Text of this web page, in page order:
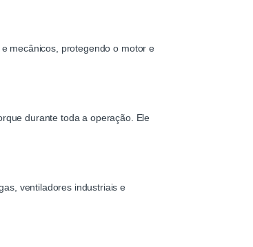
mecânicos, protegendo o motor e
durante toda a operação. Ele
ventiladores industriais e